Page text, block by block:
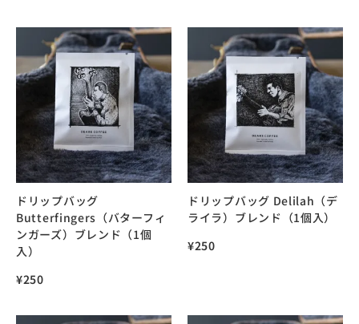
ドリップバッグ
Butterfingers（バターフィ
ンガーズ）ブレンド（1個
入）
¥250
ドリップバッグ Delilah（デ
ライラ）ブレンド（1個入）
¥250